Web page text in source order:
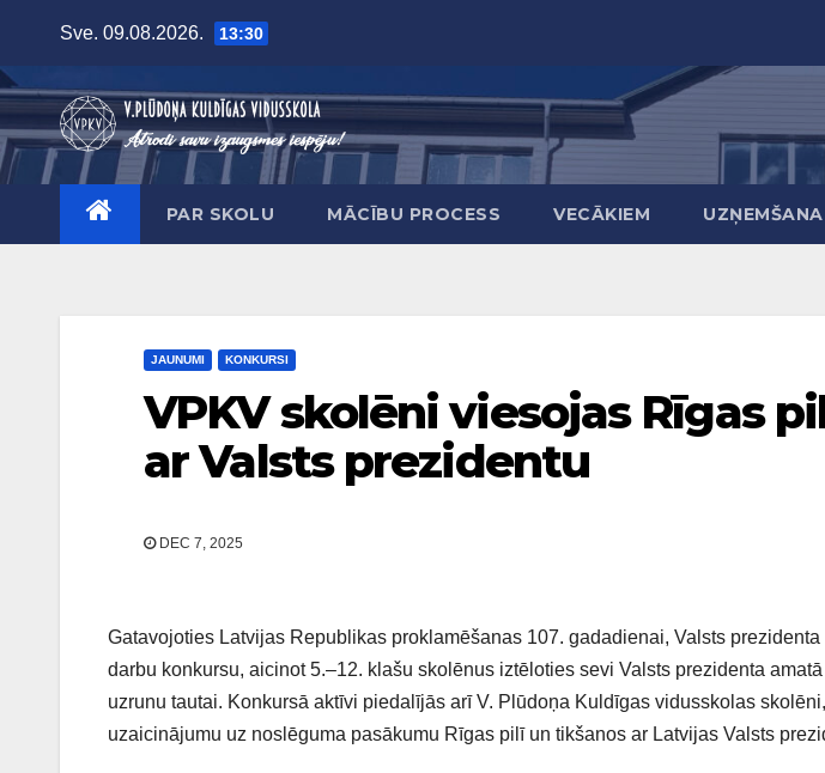
content
Sve. 09.08.2026. 13:30
PAR SKOLU MĀCĪBU PROCESS VECĀKIEM UZŅEMŠANA
JAUNUMI KONKURSI
VPKV skolēni viesojas Rīgas
ar Valsts prezidentu
DEC 7, 2025
Gatavojoties Latvijas Republikas proklamēšanas 107. gadadienai, Valsts
darbu konkursu, aicinot 5.–12. klašu skolēnus iztēloties sevi Valsts prezidenta
uzrunu tautai. Konkursā aktīvi piedalījās arī V. Plūdoņa Kuldīgas vidusskolas
uzaicinājumu uz noslēguma pasākumu Rīgas pilī un tikšanos ar Latvijas Valsts